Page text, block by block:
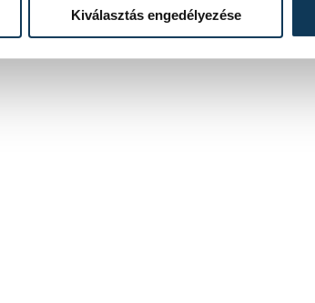
Kiválasztás engedélyezése